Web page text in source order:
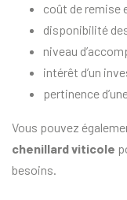
coût de remise
disponibilité
niveau
intérêt d’un
pertinence
Vous pouvez
chenillard viticole
besoins.